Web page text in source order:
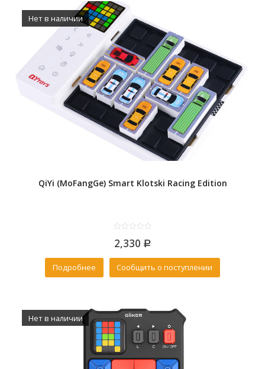
Нет в наличии
QiYi (MoFangGe) Smart Klotski Racing Edition
out
5
2,330 Р
Подробнее Сообщить о поступлении
Нет в наличии